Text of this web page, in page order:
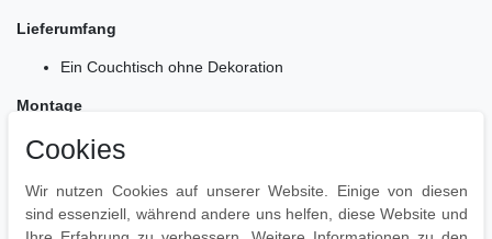
Lieferumfang
Ein Couchtisch ohne Dekoration
Montage
Lieferzustand: komplett montiert und sicher verpackt
Pflegehinweise
Die Oberfläche mit einem lauwarm angefeuchteten Baumwolltuch
Cookies
Wir nutzen Cookies auf unserer Website. Einige von diesen
sind essenziell, während andere uns helfen, diese Website und